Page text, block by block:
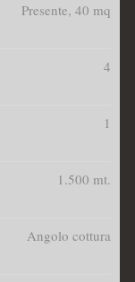
Presente, 40 mq
4
1
1.500 mt.
Angolo cottura